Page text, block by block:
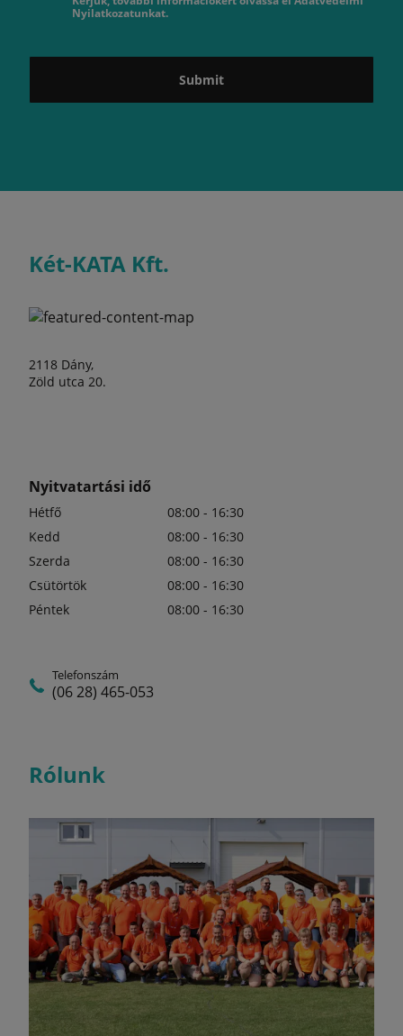
Nyilatkozatunkat.
Submit
Két-KATA Kft.
2118 Dány,
Zöld utca 20.
Nyitvatartási idő
Hétfő
08:00 - 16:30
Kedd
08:00 - 16:30
Szerda
08:00 - 16:30
Csütörtök
08:00 - 16:30
Péntek
08:00 - 16:30
Telefonszám
(06 28) 465-053
Rólunk